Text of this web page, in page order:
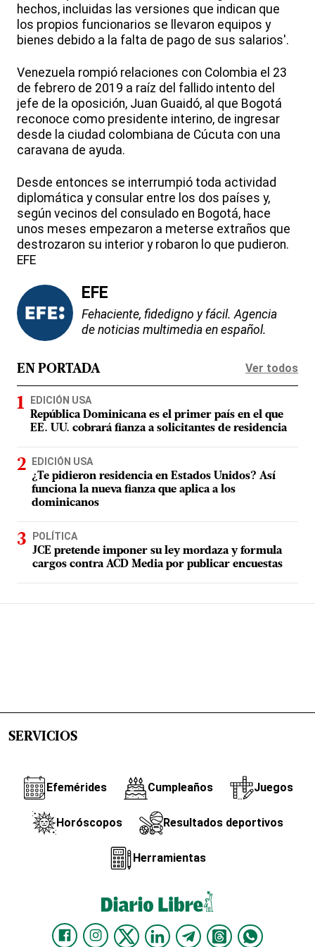
hechos, incluidas las versiones que indican que
los propios funcionarios se llevaron equipos y
bienes debido a la falta de pago de sus salarios'.
Venezuela rompió relaciones con Colombia el 23
de febrero de 2019 a raíz del fallido intento del
jefe de la oposición, Juan Guaidó, al que Bogotá
reconoce como presidente interino, de ingresar
desde la ciudad colombiana de Cúcuta con una
caravana de ayuda.
Desde entonces se interrumpió toda actividad
diplomática y consular entre los dos países y,
según vecinos del consulado en Bogotá, hace
unos meses empezaron a meterse extraños que
destrozaron su interior y robaron lo que pudieron.
EFE
EFE
Fehaciente, fidedigno y fácil. Agencia
de noticias multimedia en español.
EN PORTADA Ver todos
EDICIÓN USA
República Dominicana es el primer país en el que
EE. UU. cobrará fianza a solicitantes de residencia
EDICIÓN USA
¿Te pidieron residencia en Estados Unidos? Así
funciona la nueva fianza que aplica a los
dominicanos
POLÍTICA
JCE pretende imponer su ley mordaza y formula
cargos contra ACD Media por publicar encuestas
SERVICIOS
Efemérides Cumpleaños Juegos
Horóscopos Resultados deportivos
Herramientas